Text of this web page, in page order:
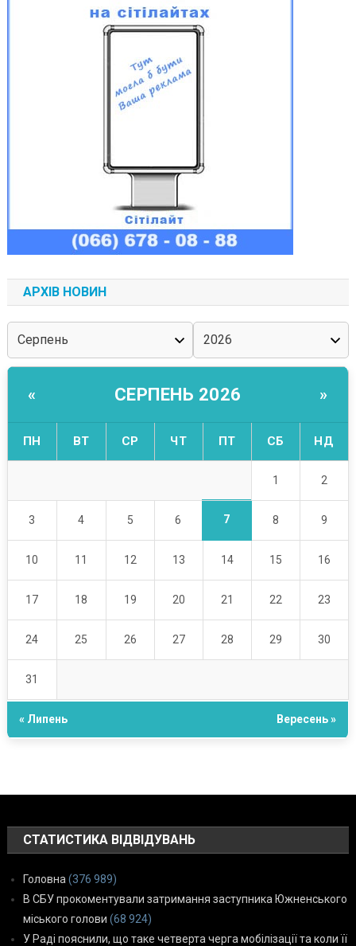
АРХІВ НОВИН
« СЕРПЕНЬ 2026 »
ПН ВТ СР ЧТ ПТ СБ НД
1 2
3 4 5 6 7 8 9
10 11 12 13 14 15 16
17 18 19 20 21 22 23
24 25 26 27 28 29 30
31
« Липень Вересень »
СТАТИСТИКА ВІДВІДУВАНЬ
Головна (376 989)
В СБУ прокоментували затримання заступника Южненського
міського голови (68 924)
У Раді пояснили, що таке четверта черга мобілізації та коли її